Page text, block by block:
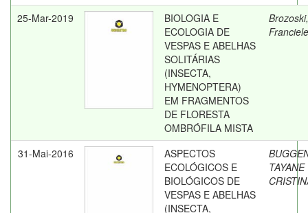
25-Mar-2019
BIOLOGIA E
ECOLOGIA DE
VESPAS E ABELHAS
SOLITÁRIAS
(INSECTA,
HYMENOPTERA)
EM FRAGMENTOS
DE FLORESTA
OMBRÓFILA MISTA
Brozoski,
Franciele
31-Mai-2016
ASPECTOS
ECOLÓGICOS E
BIOLÓGICOS DE
VESPAS E ABELHAS
(INSECTA,
TAYANE